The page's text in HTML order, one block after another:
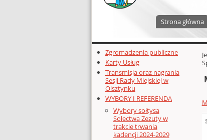
Strona główna
Dodatkowe zasoby (lewa
Zgromadzenia publiczne
Karty Usług
Transmisja oraz nagrania
Sesji Rady Miejskiej w
Olsztynku
WYBORY I REFERENDA
Wybory sołtysa
Sołectwa Zezuty w
trakcie trwania
kadencji 2024-2029